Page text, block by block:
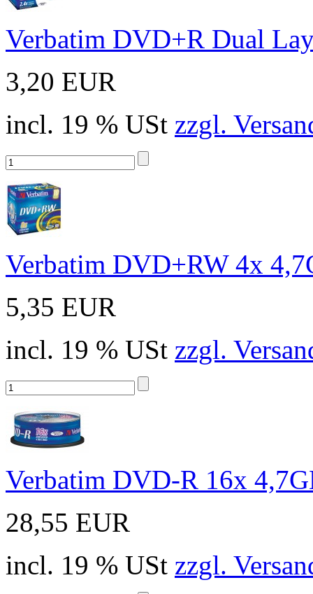
Verbatim DVD+R Dual
3,20 EUR
incl. 19 % USt zzgl.
Verbatim DVD+RW 4x
5,35 EUR
incl. 19 % USt zzgl.
Verbatim DVD-R 16x
28,55 EUR
incl. 19 % USt zzgl.